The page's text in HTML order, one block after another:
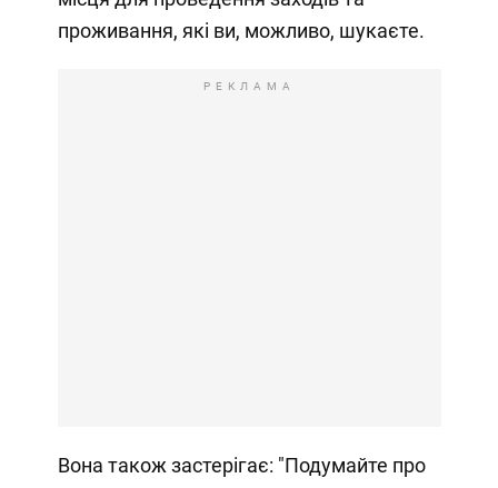
проживання, які ви, можливо, шукаєте.
РЕКЛАМА
Вона також застерігає: "Подумайте про